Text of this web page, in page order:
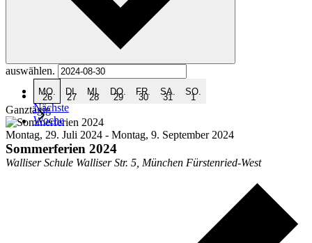
auswählen.
Vorherige
Woche
MO.
26
DI.
27
MI.
28
DO.
29
FR.
30
SA.
31
SO.
1
Nächste
Woche
Ganztägig
Montag, 29. Juli 2024 - Montag, 9. September 2024
Sommerferien 2024
Walliser Schule Walliser Str. 5, München Fürstenried-West